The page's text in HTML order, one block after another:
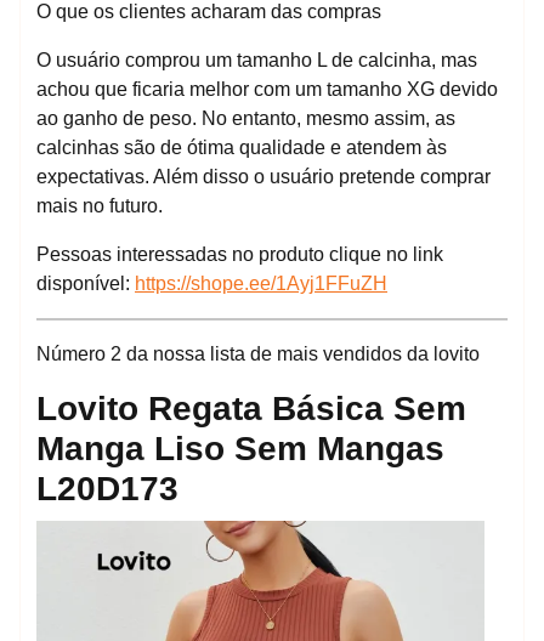
O que os clientes acharam das compras
O usuário comprou um tamanho L de calcinha, mas
achou que ficaria melhor com um tamanho XG devido
ao ganho de peso. No entanto, mesmo assim, as
calcinhas são de ótima qualidade e atendem às
expectativas. Além disso o usuário pretende comprar
mais no futuro.
Pessoas interessadas no produto clique no link
disponível: https://shope.ee/1Ayj1FFuZH
Número 2 da nossa lista de mais vendidos da lovito
Lovito Regata Básica Sem
Manga Liso Sem Mangas
L20D173